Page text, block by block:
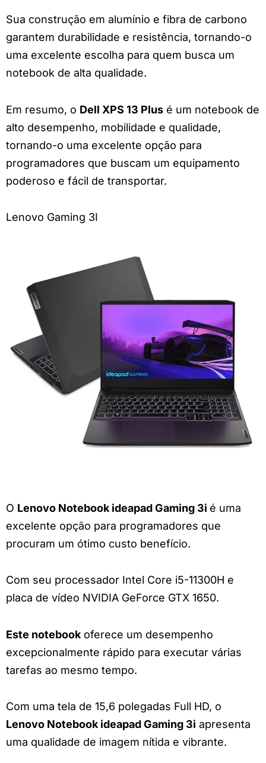
Sua construção em alumínio e fibra de carbono
garantem durabilidade e resistência, tornando-o
uma excelente escolha para quem busca um
notebook de alta qualidade.
Em resumo, o Dell XPS 13 Plus é um notebook de
alto desempenho, mobilidade e qualidade,
tornando-o uma excelente opção para
programadores que buscam um equipamento
poderoso e fácil de transportar.
Lenovo Gaming 3I
O Lenovo Notebook ideapad Gaming 3i é uma
excelente opção para programadores que
procuram um ótimo custo benefício.
Com seu processador Intel Core i5-11300H e
placa de vídeo NVIDIA GeForce GTX 1650.
Este notebook oferece um desempenho
excepcionalmente rápido para executar várias
tarefas ao mesmo tempo.
Com uma tela de 15,6 polegadas Full HD, o
Lenovo Notebook ideapad Gaming 3i apresenta
uma qualidade de imagem nítida e vibrante.